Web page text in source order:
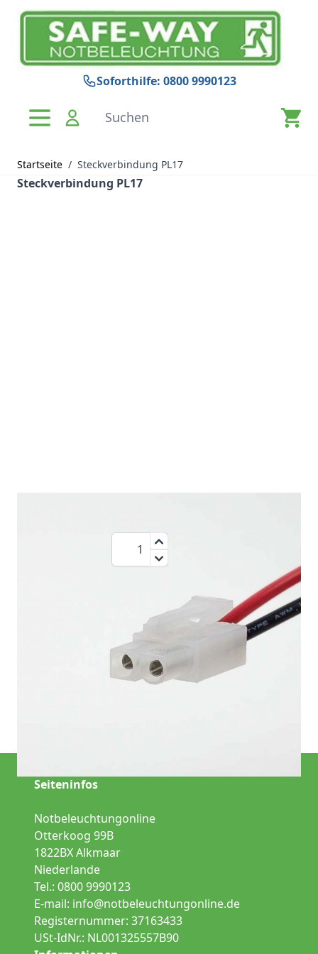
Zum Inhalt springen
Soforthilfe: 0800 9990123
Suchen
Startseite / Steckverbindung PL17
Steckverbindung PL17
Menge
Nicht die richtige Leuchte?
Wählen Sie eine andere Leuchte aus der Kategorie:
Notbeleuchtung
Fluchtwegbeleuchtung
Seiteninfos
Notbeleuchtungonline
Otterkoog 99B
1822BX Alkmaar
Niederlande
Tel.: 0800 9990123
E-mail: info@notbeleuchtungonline.de
Registernummer: 37163433
USt-IdNr.: NL001325557B90